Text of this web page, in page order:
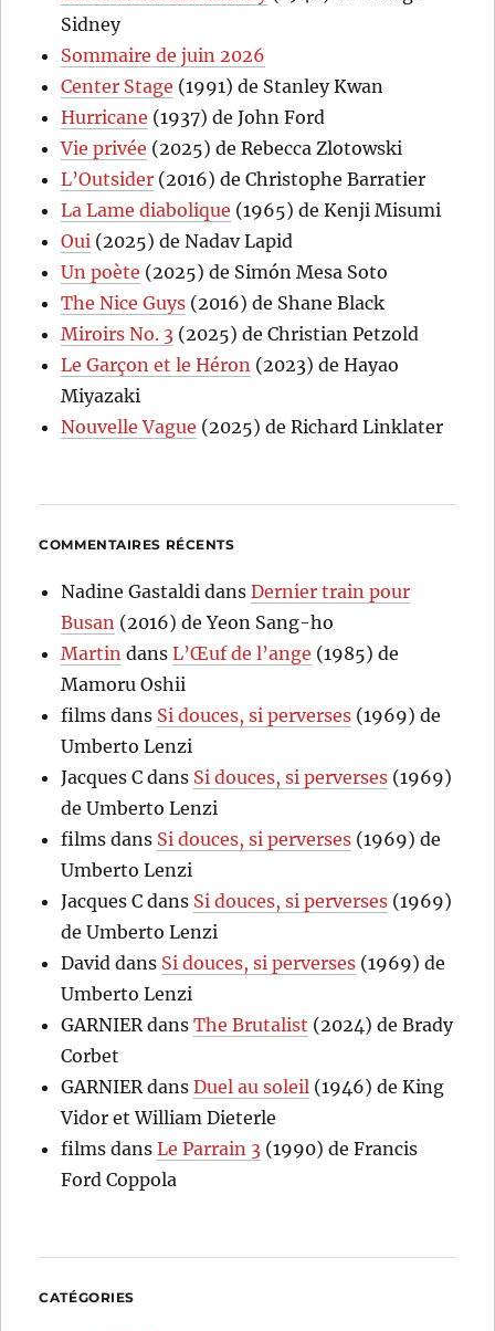
Sidney
Sommaire de juin 2026
Center Stage (1991) de Stanley Kwan
Hurricane (1937) de John Ford
Vie privée (2025) de Rebecca Zlotowski
L’Outsider (2016) de Christophe Barratier
La Lame diabolique (1965) de Kenji Misumi
Oui (2025) de Nadav Lapid
Un poète (2025) de Simón Mesa Soto
The Nice Guys (2016) de Shane Black
Miroirs No. 3 (2025) de Christian Petzold
Le Garçon et le Héron (2023) de Hayao
Miyazaki
Nouvelle Vague (2025) de Richard Linklater
COMMENTAIRES RÉCENTS
Nadine Gastaldi dansDernier train pour
Busan (2016) de Yeon Sang-ho
Martin dansL’Œuf de l’ange (1985) de
Mamoru Oshii
films dans Si douces, si perverses (1969) de
Umberto Lenzi
Jacques C dans Si douces, si perverses (1969)
de Umberto Lenzi
films dans Si douces, si perverses (1969) de
Umberto Lenzi
Jacques C dans Si douces, si perverses (1969)
de Umberto Lenzi
David dans Si douces, si perverses (1969) de
Umberto Lenzi
GARNIER dansThe Brutalist (2024) de Brady
Corbet
GARNIER dansDuel au soleil (1946) de King
Vidor et William Dieterle
films dansLe Parrain 3 (1990) de Francis
Ford Coppola
CATÉGORIES